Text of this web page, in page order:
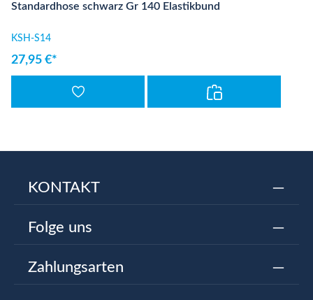
Standardhose schwarz Gr 140 Elastikbund
KSH-S14
27,95 €*
KONTAKT
Folge uns
Zahlungsarten